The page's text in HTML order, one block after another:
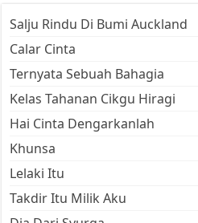
Salju Rindu Di Bumi Auckland
Calar Cinta
Ternyata Sebuah Bahagia
Kelas Tahanan Cikgu Hiragi
Hai Cinta Dengarkanlah
Khunsa
Lelaki Itu
Takdir Itu Milik Aku